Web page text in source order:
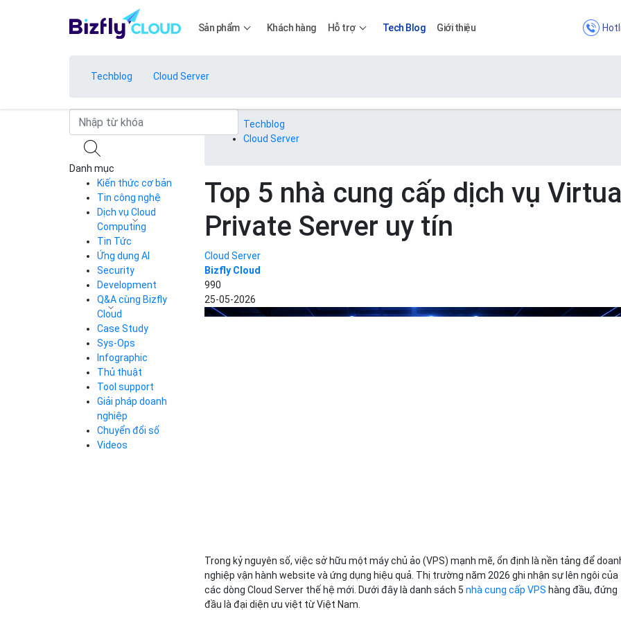
Sản phẩm
Bảng giá Apps
Bảng giá
Bảng giá
Bảng giá
Khách hàng Hỗ trợ Tech Blog Giới thiệu
Techblog Cloud Server
Techblog
Cloud Server
Top 5 nhà cung cấp dịch vụ
Private Server uy tín
Cloud Server
Bizfly Cloud
990
25-05-2026
Trong kỷ nguyên số, việc sở hữu một máy chủ ảo (VPS) mạnh mẽ, ổn định là nền tảng để
nghiệp vận hành website và ứng dụng hiệu quả. Thị trường năm 2026 ghi nhận sự lên ngôi của
các dòng Cloud Server thế hệ mới. Dưới đây là danh sách 5nhà cung cấp VPS hàng đầu, đứng
đầu là đại diện ưu việt từ Việt Nam.
Danh mục
Kiến thức cơ bản
Tin công nghệ
Dịch vụ Cloud
Computing
Cloud Server
CDN
Load Balancer
Auto Scaling
Container Registry
Kubernetes
Cloud Database
Call Center
Business Email
Simple Storage
VPN
Traffic Manager
Cloud VPS
Kafka
Videos
Tin Tức
Ứng dụng AI
Security
Development
Q&A cùng Bizfly
Cloud
Q&A về Bizfly
Cloud Server
Thao tác kết nối
tới server
Videos
Q&A về Bizfly
Business Email
Videos
Case Study
Sys-Ops
Infographic
Thủ thuật
Tool support
Giải pháp doanh
nghiệp
Chuyển đổi số
Videos